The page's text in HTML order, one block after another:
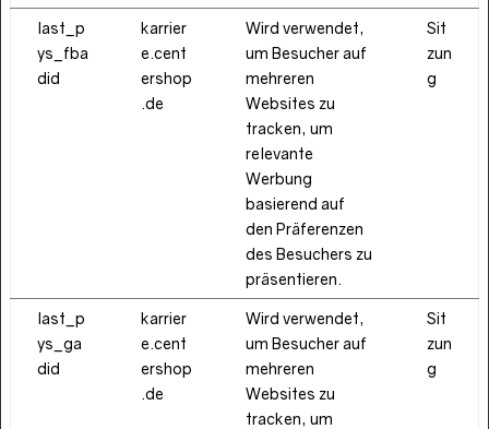
last_p
ys_fba
did
karrier
e.cent
ershop
.de
Wird verwendet,
um Besucher auf
mehreren
Websites zu
tracken, um
relevante
Werbung
basierend auf
den Präferenzen
des Besuchers zu
präsentieren.
Sit
zun
g
last_p
ys_ga
did
karrier
e.cent
ershop
.de
Wird verwendet,
um Besucher auf
mehreren
Websites zu
tracken, um
Sit
zun
g